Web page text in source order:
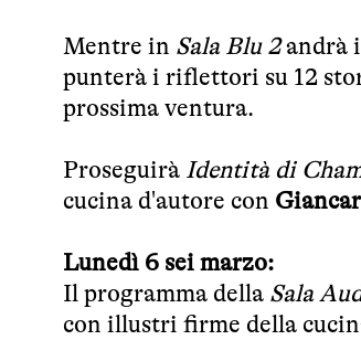
Mentre in Sala Blu 2andrà
punterà i riflettori su 12
prossima ventura.
Proseguirà Identità di
cucina d'autore con
Lunedì 6 sei marzo:
Il programma della Sala
con illustri firme della